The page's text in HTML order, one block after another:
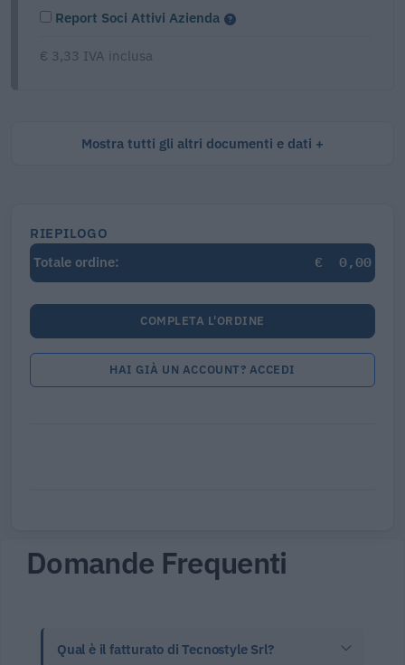
Report Soci Attivi Azienda
€ 3,33 IVA inclusa
Mostra tutti gli altri documenti e dati
RIEPILOGO
Totale ordine:
€ 0,00
COMPLETA L'ORDINE
HAI GIÀ UN ACCOUNT? ACCEDI
Domande Frequenti
Qual è il fatturato di Tecnostyle Srl?